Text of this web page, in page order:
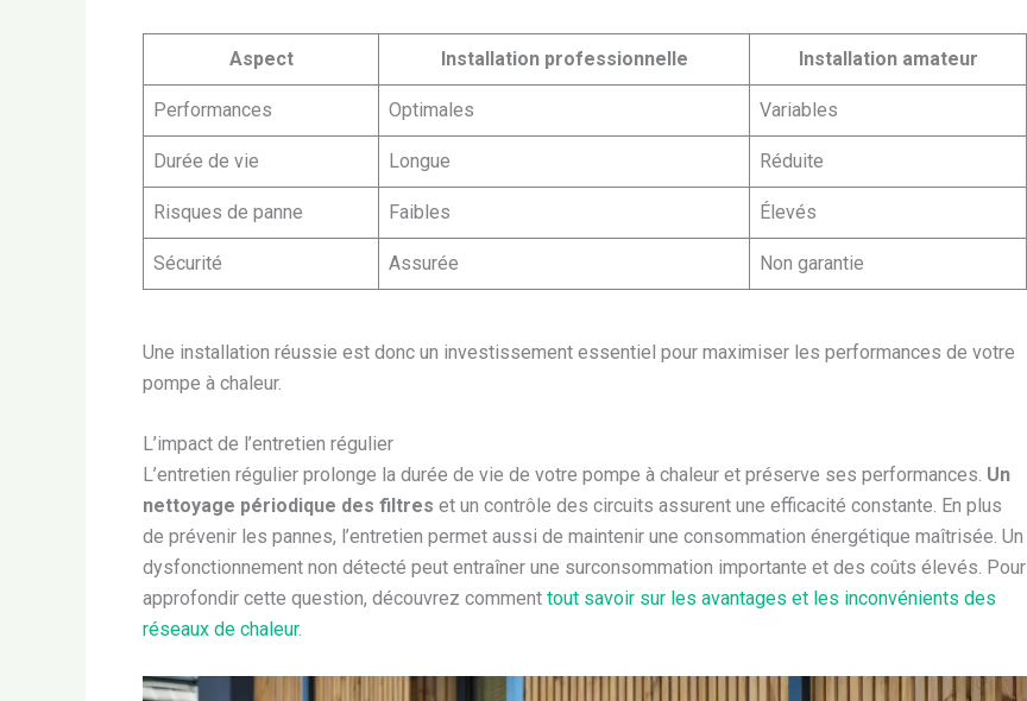
Aspect Installation professionnelle Installation amateur
Performances Optimales Variables
Durée de vie Longue Réduite
Risques de panne Faibles Élevés
Sécurité Assurée Non garantie
Une installation réussie est donc un investissement essentiel pour maximiser les performances de votre
pompe à chaleur.
L’impact de l’entretien régulier
L’entretien régulier prolonge la durée de vie de votre pompe à chaleur et préserve ses performances. Un
nettoyage périodique des filtres et un contrôle des circuits assurent une efficacité constante. En plus
de prévenir les pannes, l’entretien permet aussi de maintenir une consommation énergétique maîtrisée. Un
dysfonctionnement non détecté peut entraîner une surconsommation importante et des coûts élevés. Pour
approfondir cette question, découvrez comment tout savoir sur les avantages et les inconvénients des
réseaux de chaleur.